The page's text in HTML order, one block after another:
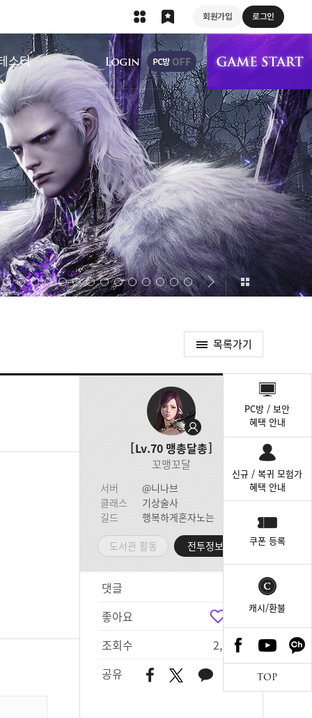
회원가입 로그인
스터
상단 메뉴
목록가기
Lv.70 맹총달총
꼬맹꼬달
서버
@니나브
클래스
기상술사
길드
행복하게혼자노는
도서관 활동 전투정보실
댓글
좋아요
조회수
2,680
공유
PC방 / 보안
혜택 안내
신규 / 복귀 모험가
혜택 안내
쿠폰 등록
캐시/환불
TOP